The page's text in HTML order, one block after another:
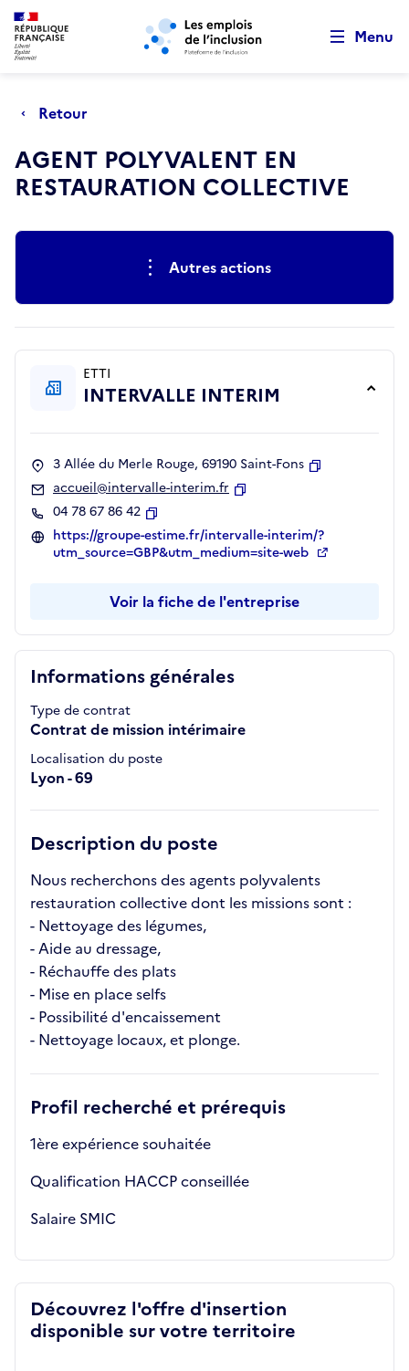
Aller au menu principal Aller au contenu principal
Menu
Retour
AGENT POLYVALENT EN
RESTAURATION COLLECTIVE
Actions rapidesAutres actions
Informations générales
Type de contrat
Contrat de mission intérimaire
Localisation du poste
Lyon - 69
Description du poste
Nous recherchons des agents polyvalents
restauration collective dont les missions sont :
- Nettoyage des légumes,
- Aide au dressage,
- Réchauffe des plats
- Mise en place selfs
- Possibilité d'encaissement
- Nettoyage locaux, et plonge.
Profil recherché et prérequis
1ère expérience souhaitée
Qualification HACCP conseillée
Salaire SMIC
ETTI
INTERVALLE INTERIM
3 Allée du Merle Rouge, 69190 Saint-Fons
accueil@intervalle-interim.fr
04 78 67 86 42
Copier
https://groupe-estime.fr/intervalle-interim/?
utm_source=GBP&utm_medium=site-web
Voir la fiche de l'entreprise
Découvrez l'offre d'insertion
disponible sur votre territoire
Retour au début de la page
Panneau de gestion des cookies